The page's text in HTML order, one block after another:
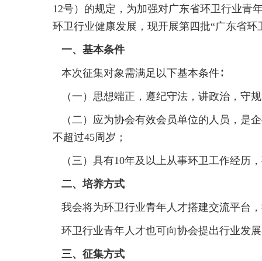
12号）的规定，为加强对广东省环卫行业青
环卫行业健康发展，现开展第四批“广东省
一、基本条件
本次征集对象需满足以下基本条件∶
（一）思想端正，遵纪守法，讲政治，守
（二）应为协会有效会员单位的人员，是
不超过45周岁；
（三）具有10年及以上从事环卫工作经历
二、培养方式
我会将为环卫行业青年人才搭建交流平台
环卫行业青年人才也可向协会提出行业发
三、征集方式